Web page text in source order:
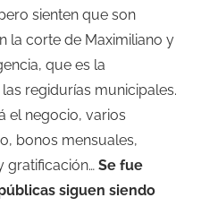
sienten que son
la corte de Maximiliano y
que es la
regidurías municipales.
el negocio, varios
bonos mensuales,
gratificación… Se fue
siguen siendo